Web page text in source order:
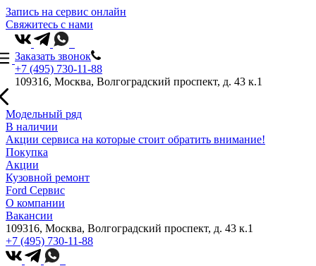
Запись на сервис онлайн
Свяжитесь с нами
Заказать звонок
+7 (495) 730-11-88
109316, Москва, Волгоградский проспект, д. 43 к.1
Модельный ряд
В наличии
Акции сервиса на которые стоит обратить внимание!
Покупка
Акции
Кузовной ремонт
Ford Сервис
О компании
Вакансии
109316, Москва, Волгоградский проспект, д. 43 к.1
+7 (495) 730-11-88